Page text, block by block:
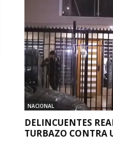
NACIONAL
DELINCUENTES
TURBAZO CONTRA